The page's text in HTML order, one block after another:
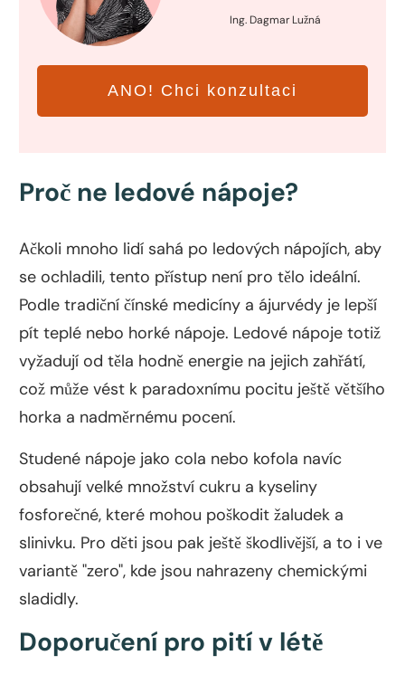
Ing. Dagmar Lužná
ANO! Chci konzultaci
Proč ne ledové nápoje?
Ačkoli mnoho lidí sahá po ledových nápojích, aby
se ochladili, tento přístup není pro tělo ideální.
Podle tradiční čínské medicíny a ájurvédy je lepší
pít teplé nebo horké nápoje. Ledové nápoje totiž
vyžadují od těla hodně energie na jejich zahřátí,
což může vést k paradoxnímu pocitu ještě většího
horka a nadměrnému pocení.
Studené nápoje jako cola nebo kofola navíc
obsahují velké množství cukru a kyseliny
fosforečné, které mohou poškodit žaludek a
slinivku. Pro děti jsou pak ještě škodlivější, a to i ve
variantě "zero", kde jsou nahrazeny chemickými
sladidly.
Doporučení pro pití v létě